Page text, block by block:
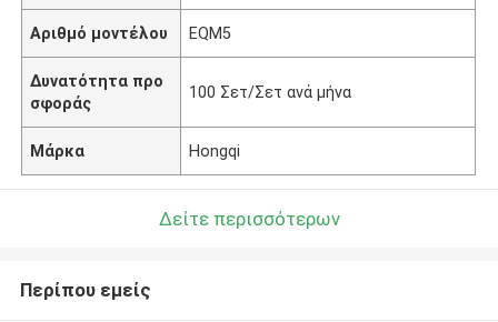
Αριθμό μοντέλου EQM5
Δυνατότητα προ
σφοράς
100 Σετ/Σετ ανά μήνα
Μάρκα Hongqi
Δείτε περισσότερων
Περίπου εμείς